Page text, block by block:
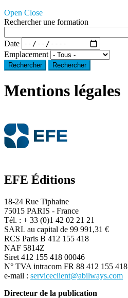
Open Close
Rechercher une formation
Date
Emplacement
Rechercher
Mentions légales
EFE Éditions
18-24 Rue Tiphaine
75015 PARIS - France
Tél. : + 33 (0)1 42 02 21 21
SARL au capital de 99 991,31 €
RCS Paris B 412 155 418
NAF 5814Z
Siret 412 155 418 00046
N° TVA intracom FR 88 412 155 418
e-mail : serviceclient@abilways.com
Directeur de la publication